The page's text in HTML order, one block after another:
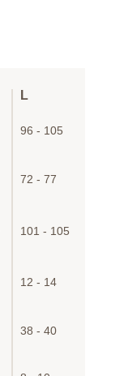
96 - 105
72 - 77
101 - 105
12 - 14
38 - 40
L